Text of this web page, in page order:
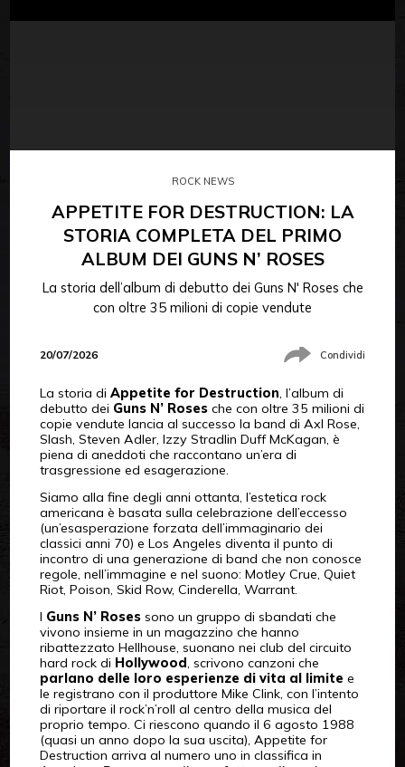
ROCK NEWS
APPETITE FOR DESTRUCTION: LA
STORIA COMPLETA DEL PRIMO
ALBUM DEI GUNS N’ ROSES
La storia dell’album di debutto dei Guns N' Roses che
con oltre 35 milioni di copie vendute
20/07/2026 Condividi
La storia di Appetite for Destruction, l’album di
debutto dei Guns N’ Rosesche con oltre 35 milioni di
copie vendute lancia al successo la band di Axl Rose,
Slash, Steven Adler, Izzy Stradlin Duff McKagan, è
piena di aneddoti che raccontano un’era di
trasgressione ed esagerazione.
Siamo alla fine degli anni ottanta, l’estetica rock
americana è basata sulla celebrazione dell’eccesso
(un’esasperazione forzata dell’immaginario dei
classici anni 70) e Los Angeles diventa il punto di
incontro di una generazione di band che non conosce
regole, nell’immagine e nel suono: Motley Crue, Quiet
Riot, Poison, Skid Row, Cinderella, Warrant.
I Guns N’ Rosessono un gruppo di sbandati che
vivono insieme in un magazzino che hanno
ribattezzato Hellhouse, suonano nei club del circuito
hard rock di Hollywood, scrivono canzoni che
parlano delle loro esperienze di vita al limite e
le registrano con il produttore Mike Clink, con l’intento
di riportare il rock’n’roll al centro della musica del
proprio tempo. Ci riescono quando il 6 agosto 1988
(quasi un anno dopo la sua uscita), Appetite for
Destruction arriva al numero uno in classifica in